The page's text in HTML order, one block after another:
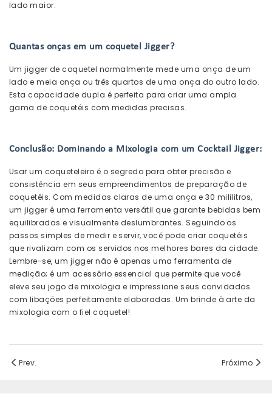
lado maior.
Quantas onças em um coquetel Jigger?
Um jigger de coquetel normalmente mede uma onça de um
lado e meia onça ou três quartos de uma onça do outro lado.
Esta capacidade dupla é perfeita para criar uma ampla
gama de coquetéis com medidas precisas.
Conclusão: Dominando a Mixologia com um Cocktail Jigger:
Usar um coqueteleiro é o segredo para obter precisão e
consistência em seus empreendimentos de preparação de
coquetéis. Com medidas claras de uma onça e 30 mililitros,
um jigger é uma ferramenta versátil que garante bebidas bem
equilibradas e visualmente deslumbrantes. Seguindo os
passos simples de medir e servir, você pode criar coquetéis
que rivalizam com os servidos nos melhores bares da cidade.
Lembre-se, um jigger não é apenas uma ferramenta de
medição; é um acessório essencial que permite que você
eleve seu jogo de mixologia e impressione seus convidados
com libações perfeitamente elaboradas. Um brinde à arte da
mixologia com o fiel coquetel!
Prev. Próximo